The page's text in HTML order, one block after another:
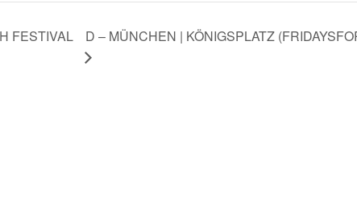
FESTIVAL D – MÜNCHEN | KÖNIGSPLATZ